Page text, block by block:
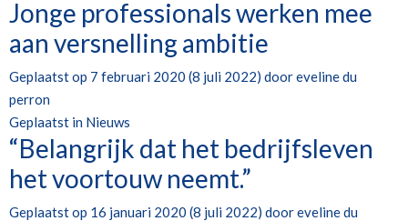
Jonge professionals werken mee
aan versnelling ambitie
Geplaatst op 7 februari 2020 (8 juli 2022) dooreveline du
perron
Geplaatst in Nieuws
“Belangrijk dat het bedrijfsleven
het voortouw neemt.”
Geplaatst op 16 januari 2020 (8 juli 2022) dooreveline du